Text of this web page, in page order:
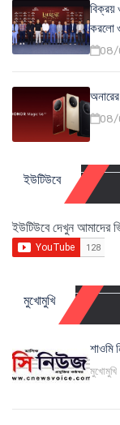
বিক্রয়
করলো
08/
08/
ইউটিউবে
ইউটিউবে দেখুন আমাদের
মুখোমুখি
শাওমি
মুখোমুখি